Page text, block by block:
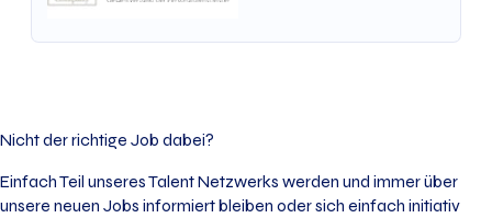
Nicht der richtige Job dabei?
Einfach Teil unseres Talent Netzwerks werden und immer über
unsere neuen Jobs informiert bleiben oder sich einfach initiativ